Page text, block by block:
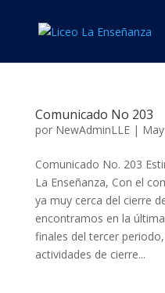
Comunicado No 203
por NewAdminLLE|
Comunicado No. 203
La Enseñanza, Con el
ya muy cerca del cierre
encontramos en la
finales del tercer
actividades de cierre...